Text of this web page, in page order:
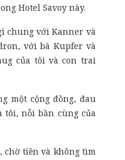
Hotel Savoy này.
chung với Kanner và
với bà Kupfer và
của tôi và con trai
một cộng đồng, đau
tôi, nỗi bần cùng của
chờ tiền và không tìm